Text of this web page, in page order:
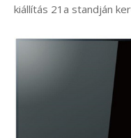
kiállítás 21a standján